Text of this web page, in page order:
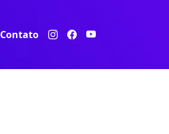
Contato